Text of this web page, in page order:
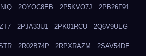
2OYOC8EB 2P5KVO7J 2PB26F91
2PJA33U1 2PK01RCU 2Q6V9UEG
2R02B74P 2RPXRAZM 2SAV54DE